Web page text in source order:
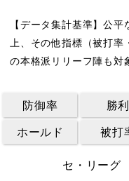
【データ集計基準】公
上、その他指標（被打
の本格派リリーフ陣も対
防御率 勝利
ホールド 被打
セ・リーグ